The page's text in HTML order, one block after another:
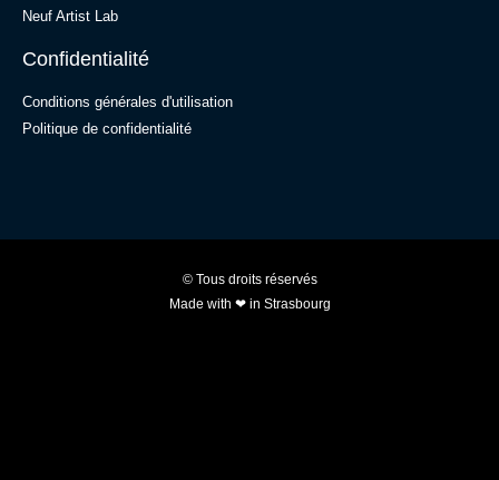
Neuf Artist Lab
Confidentialité
Conditions générales d'utilisation​
Politique de confidentialité
© Tous droits réservés
Made with ❤ in Strasbourg